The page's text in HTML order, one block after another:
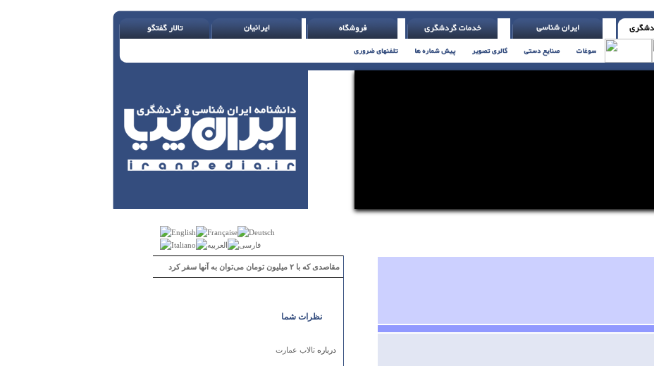
مقاصدی که با ۲ میلیون تومان می‌توان به آنها سفر کرد
نظرات شما
درباره تالاب عمارت